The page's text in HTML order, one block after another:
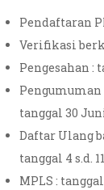
Pendaftaran
Verifikasi
Pengesahan :
tanggal 30
Daftar Ulang
tanggal 4 s.d.
MPLS : tanggal